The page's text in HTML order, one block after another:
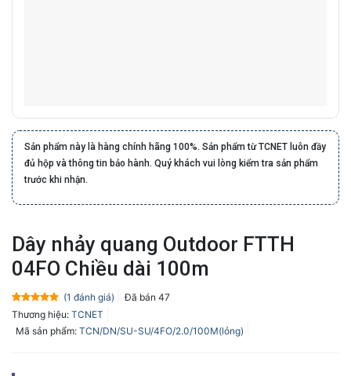
Sản phẩm này là hàng chính hãng 100%. Sản phẩm từ TCNET luôn đầy
đủ hộp và thông tin bảo hành. Quý khách vui lòng kiểm tra sản phẩm
trước khi nhận.
Dây nhảy quang Outdoor FTTH
04FO Chiều dài 100m
5.0 trên 5
dựa trên
1
đánh giá
(1 đánh giá) Đã bán 47
Thương hiệu: TCNET
Mã sản phẩm: TCN/DN/SU-SU/4FO/2.0/100M(lỏng)